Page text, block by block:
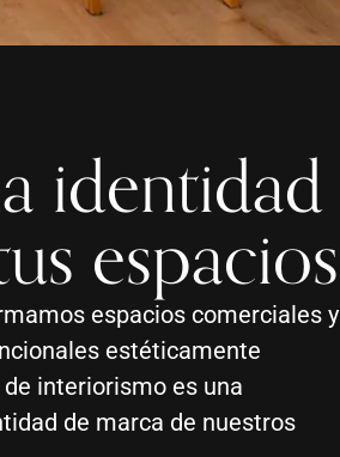
identidad
espacios
espacios comerciales y
estéticamente
interiorismo es una
de marca de nuestros